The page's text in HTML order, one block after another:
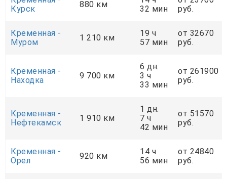
Курск
880 км
32 мин
руб.
Кременная -
Муром
1 210 км
19 ч
57 мин
от 32670
руб.
Кременная -
Находка
9 700 км
6 дн.
3 ч
33 мин
от 261900
руб.
Кременная -
Нефтекамск
1 910 км
1 дн.
7 ч
42 мин
от 51570
руб.
Кременная -
Орел
920 км
14 ч
56 мин
от 24840
руб.